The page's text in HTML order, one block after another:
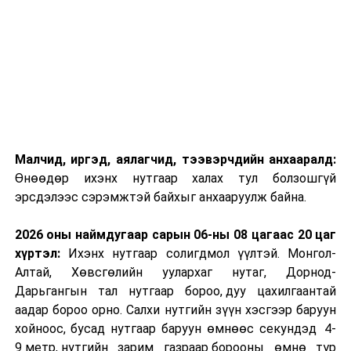
Малчид, иргэд, аялагчид, тээвэрчдийн анхааралд:
Өнөөдөр ихэнх нутгаар халах тул болзошгүй
эрсдэлээс сэрэмжтэй байхыг анхааруулж байна.
2026 оны наймдугаар сарын 06-ны 08 цагаас 20 цаг
хүртэл:Ихэнх нутгаар солигдмол үүлтэй. Монгол-
Алтай, Хөвсгөлийн уулархаг нутаг, Дорнод-
Дарьгангын тал нутгаар бороо, дуу цахилгаантай
аадар бороо орно. Салхи нутгийн зүүн хэсгээр баруун
хойноос, бусад нутгаар баруун өмнөөс секундэд 4-
9 метр, нутгийн зарим газраар борооны өмнө түр